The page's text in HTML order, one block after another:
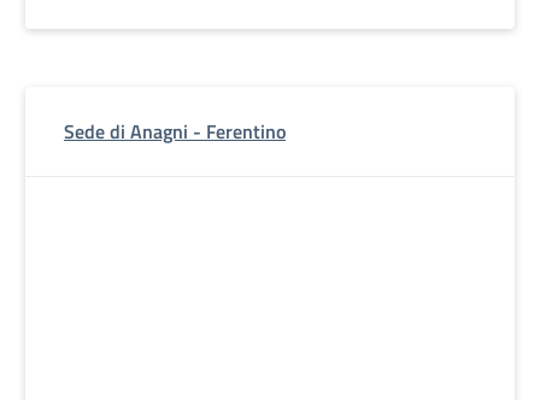
Sede di Anagni - Ferentino